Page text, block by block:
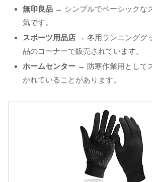
無印良品 → シンプルでベーシックな
気です。
スポーツ用品店 → 冬用ランニンググ
品のコーナーで販売されています。
ホームセンター → 防寒作業用として
かれていることがあります。